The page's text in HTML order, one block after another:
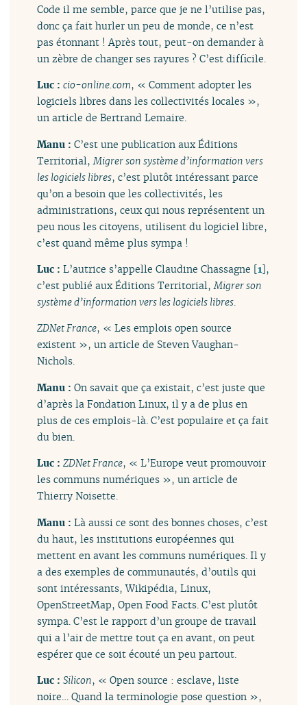
Code il me semble, parce que je ne l’utilise pas,
donc ça fait hurler un peu de monde, ce n’est
pas étonnant ! Après tout, peut-on demander à
un zèbre de changer ses rayures ? C’est difficile.
Luc :cio-online.com, « Comment adopter les
logiciels libres dans les collectivités locales »,
un article de Bertrand Lemaire.
Manu :C’est une publication aux Éditions
Territorial,Migrer son système d’information vers
les logiciels libres, c’est plutôt intéressant parce
qu’on a besoin que les collectivités, les
administrations, ceux qui nous représentent un
peu nous les citoyens, utilisent du logiciel libre,
c’est quand même plus sympa !
Luc :L’autrice s’appelle Claudine Chassagne [1],
c’est publié aux Éditions Territorial,Migrer son
système d’information vers les logiciels libres.
ZDNet France, « Les emplois open source
existent », un article de Steven Vaughan-
Nichols.
Manu :On savait que ça existait, c’est juste que
d’après la Fondation Linux, il y a de plus en
plus de ces emplois-là. C’est populaire et ça fait
du bien.
Luc :ZDNet France, « L’Europe veut promouvoir
les communs numériques », un article de
Thierry Noisette.
Manu :Là aussi ce sont des bonnes choses, c’est
du haut, les institutions européennes qui
mettent en avant les communs numériques. Il y
a des exemples de communautés, d’outils qui
sont intéressants, Wikipédia, Linux,
OpenStreetMap, Open Food Facts. C’est plutôt
sympa. C’est le rapport d’un groupe de travail
qui a l’air de mettre tout ça en avant, on peut
espérer que ce soit écouté un peu partout.
Luc :Silicon, « Open source : esclave, liste
noire… Quand la terminologie pose question »,